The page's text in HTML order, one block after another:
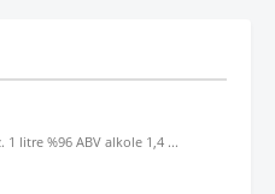
1 litre %96 ABV alkole 1,4 ...